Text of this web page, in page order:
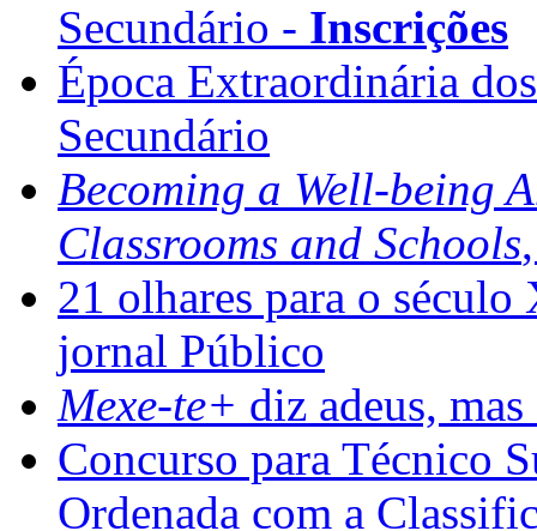
Secundário - Inscrições
Época Extraordinária
Secundário
Becoming a Well-being
Classrooms and Schools
21 olhares para o
jornal Público
Mexe-te+ diz adeus,
Concurso para Técnico
Ordenada com a